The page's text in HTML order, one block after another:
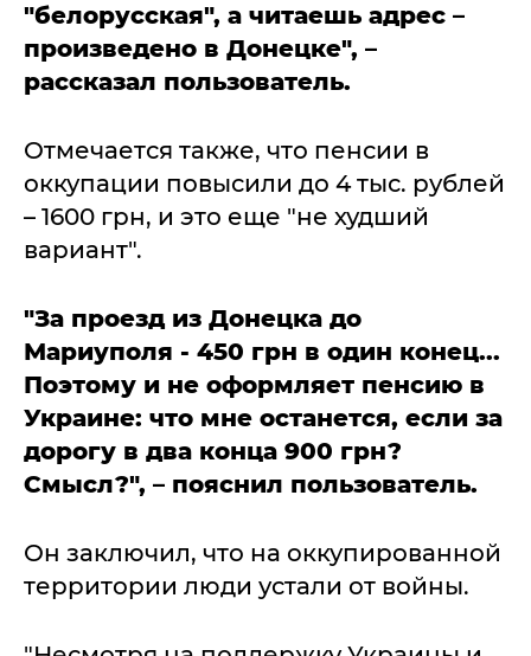
"белорусская", а читаешь адрес –
произведено в Донецке", –
рассказал пользователь.
Отмечается также, что пенсии в
оккупации повысили до 4 тыс. рублей
– 1600 грн, и это еще "не худший
вариант".
"За проезд из Донецка до
Мариуполя - 450 грн в один конец...
Поэтому и не оформляет пенсию в
Украине: что мне останется, если за
дорогу в два конца 900 грн?
Смысл?", – пояснил пользователь.
Он заключил, что на оккупированной
территории люди устали от войны.